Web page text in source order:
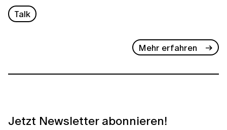
Talk
Mehr erfahren
Jetzt Newsletter abonnieren!